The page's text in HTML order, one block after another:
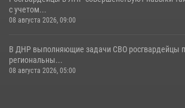
с учетом...
08 августа 2026, 09:00
В ДНР выполняющие задачи СВО росгвардейцы
региональны...
08 августа 2026, 05:00